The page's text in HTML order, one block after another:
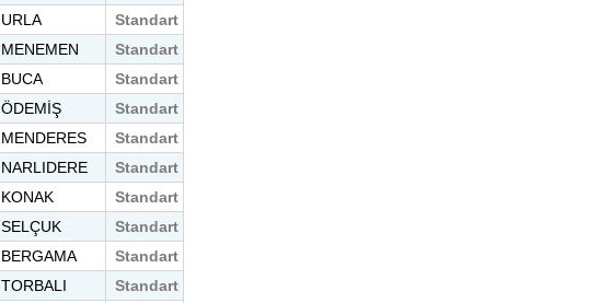
URLA Standart
MENEMEN Standart
BUCA Standart
ÖDEMİŞ Standart
MENDERES Standart
NARLIDERE Standart
KONAK Standart
SELÇUK Standart
BERGAMA Standart
TORBALI Standart